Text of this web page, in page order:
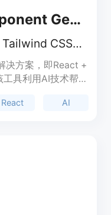
Microapp - AI Component Generator
使用AI创建和预览React + Tailwind CSS组件
决方案，即React +
具利用AI技术帮助
通过结合React和
React AI